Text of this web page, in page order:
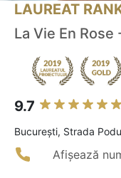
LAUREAT
La Vie En
9.7
Bucureşti, Strada
Afișează